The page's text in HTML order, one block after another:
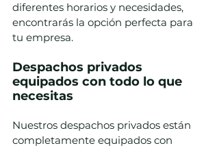
diferentes horarios y necesidades,
encontrarás la opción perfecta para
tu empresa.
Despachos privados
equipados con todo lo que
necesitas
Nuestros despachos privados están
completamente equipados con